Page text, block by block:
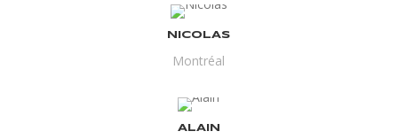
NICOLAS
Montréal
ALAIN